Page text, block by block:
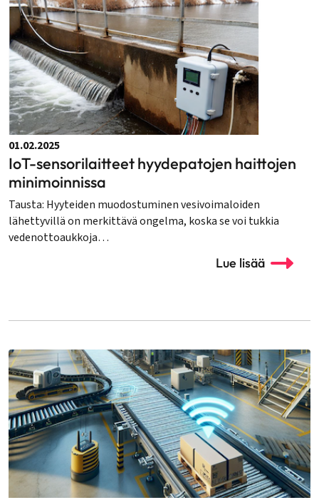
01.02.2025
IoT-sensorilaitteet hyydepatojen haittojen
minimoinnissa
Tausta: Hyyteiden muodostuminen vesivoimaloiden
lähettyvillä on merkittävä ongelma, koska se voi tukkia
vedenottoaukkoja…
Lue lisää